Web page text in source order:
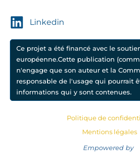
Linkedin
Ce projet a été financé avec le
européenne.Cette publication
n'engage que son auteur et la
responsable de l'usage qui pourrait
informations qui y sont contenues.
Politique de
Mentions légales
Empowered by